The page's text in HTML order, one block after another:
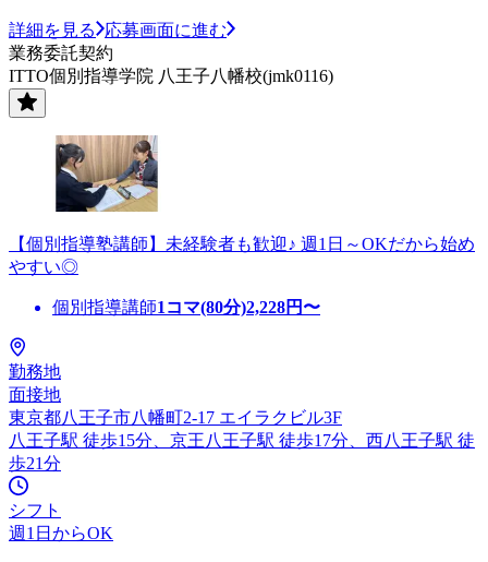
詳細を見る
応募画面に進む
業務委託契約
ITTO個別指導学院 八王子八幡校(jmk0116)
【個別指導塾講師】未経験者も歓迎♪ 週1日～OKだから始め
やすい◎
個別指導講師1コマ(80分)2,228円〜
勤務地
面接地
東京都八王子市八幡町2-17 エイラクビル3F
八王子駅 徒歩15分、京王八王子駅 徒歩17分、西八王子駅 徒
歩21分
シフト
週1日からOK